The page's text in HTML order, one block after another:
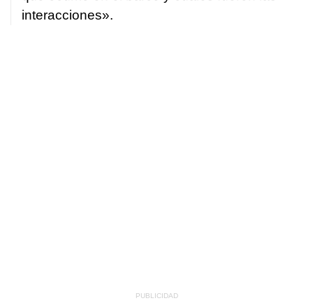
interacciones».